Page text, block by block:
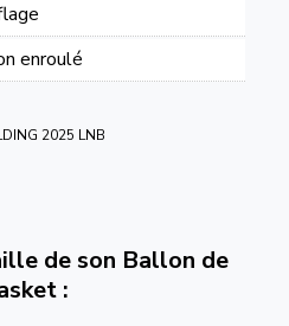
enroulé
de son Ballon de
: